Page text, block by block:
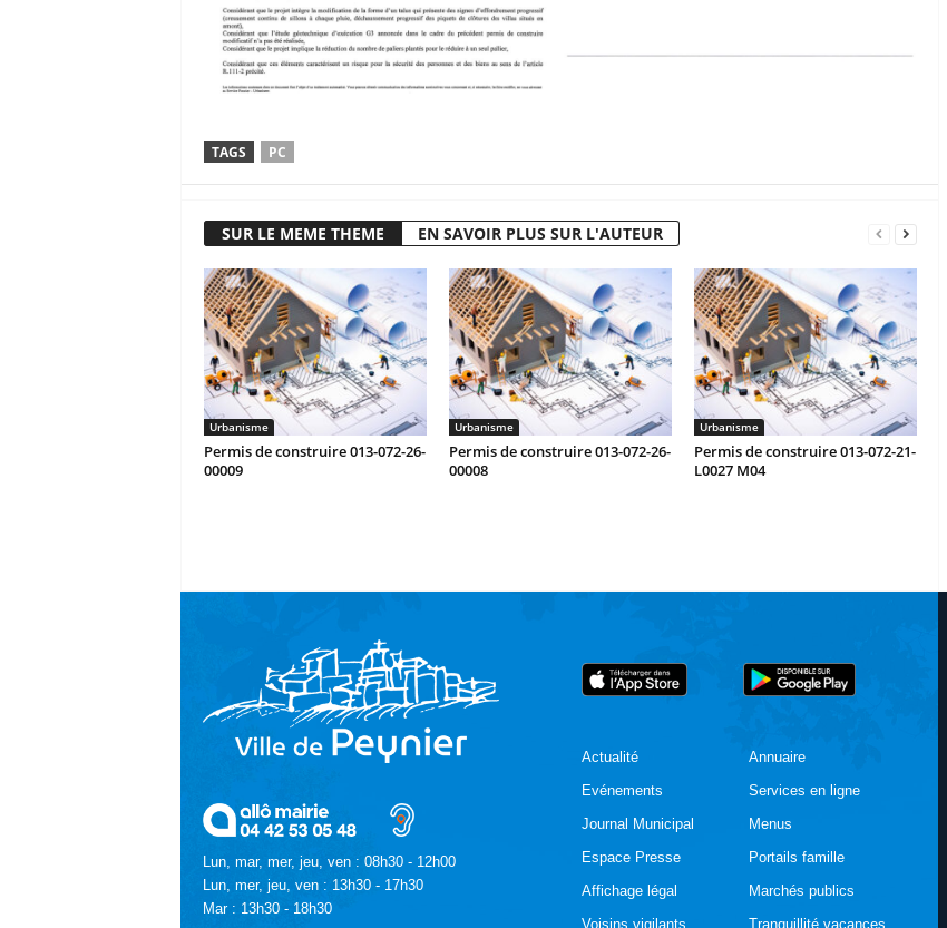
TAGS PC
SUR LE MEME THEME EN SAVOIR PLUS SUR L'AUTEUR
Urbanisme
Permis de construire 013-072-26-
00009
Urbanisme
Permis de construire 013-072-26-
00008
Urbanisme
Permis de construire 013-072-21-
L0027 M04
Lun, mar, mer, jeu, ven : 08h30 - 12h00
Lun, mer, jeu, ven : 13h30 - 17h30
Mar : 13h30 - 18h30
Actualité
Evénements
Journal Municipal
Espace Presse
Affichage légal
Voisins vigilants
Annuaire
Services en ligne
Menus
Portails famille
Marchés publics
Tranquillité vacances